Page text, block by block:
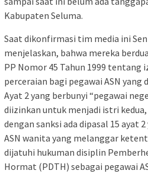
Kabupaten Seluma.
Saat dikonfirmasi tim media ini
menjelaskan, bahwa mereka
PP Nomor 45 Tahun 1999 tentang
perceraian bagi pegawai ASN yang
Ayat 2 yang berbunyi “pegawai
diizinkan untuk menjadi istri
dengan sanksi ada dipasal 15 ayat
ASN wanita yang melanggar
dijatuhi hukuman disiplin
Hormat (PDTH) sebagai pegawai